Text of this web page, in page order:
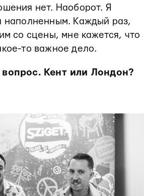
нет. Наоборот. Я
наполненным. Каждый раз,
со сцены, мне кажется, что
то важное дело.
Кент или Лондон?